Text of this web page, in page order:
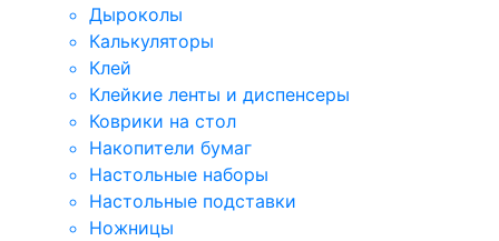
Дыроколы
Калькуляторы
Клей
Клейкие ленты и диспенсеры
Коврики на стол
Накопители бумаг
Настольные наборы
Настольные подставки
Ножницы